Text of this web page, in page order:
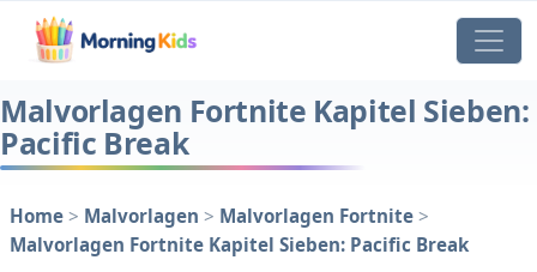
Malvorlagen Fortnite Kapitel Sieben:
Pacific Break
Home > Malvorlagen > Malvorlagen Fortnite >
Malvorlagen Fortnite Kapitel Sieben: Pacific Break